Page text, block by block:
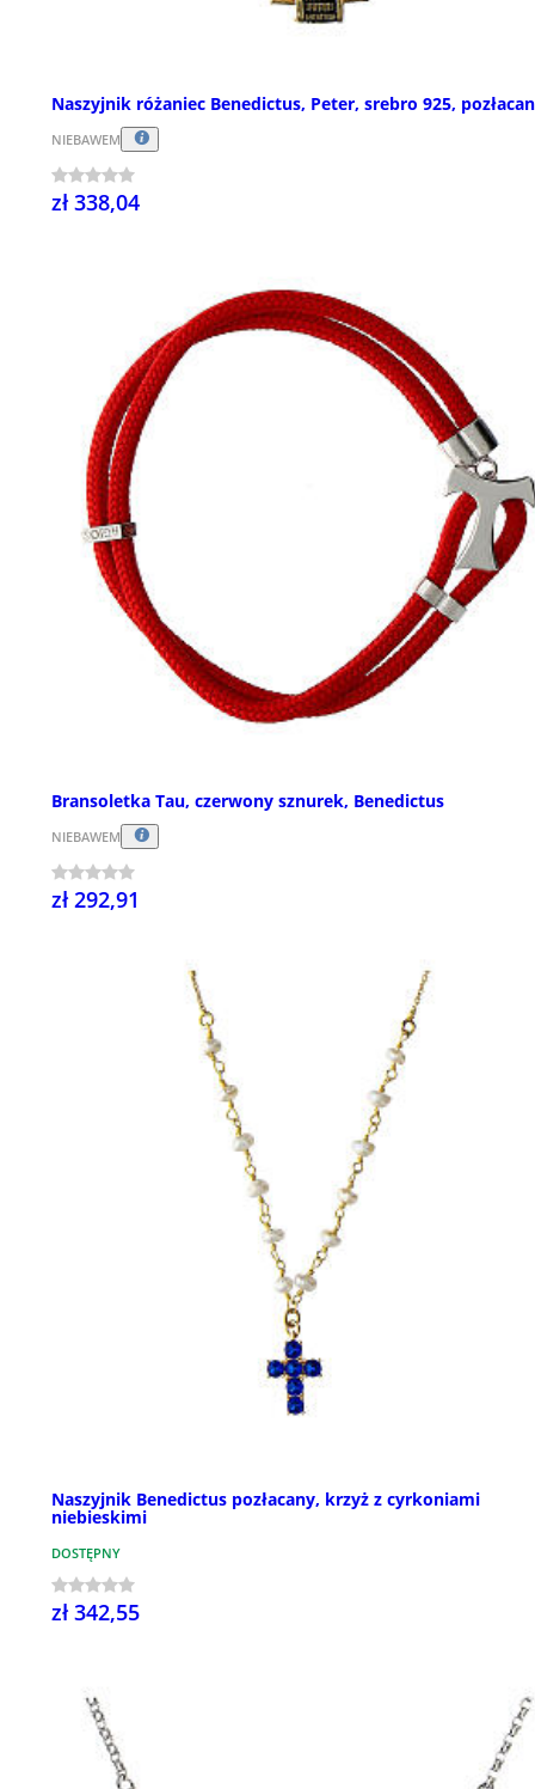
Naszyjnik różaniec Benedictus, Peter, srebro 925,
NIEBAWEM
zł 338,04
Bransoletka Tau, czerwony sznurek, Benedictus
NIEBAWEM
zł 292,91
Naszyjnik Benedictus pozłacany, krzyż z cyrkoniami
niebieskimi
DOSTĘPNY
zł 342,55